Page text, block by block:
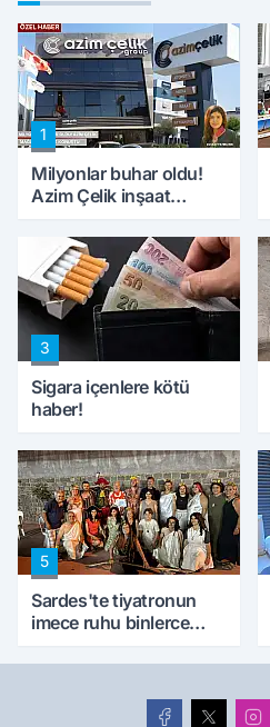
1
Milyonlar buhar oldu!
Azim Çelik inşaat
konuştu
3
Sigara içenlere kötü
haber!
5
Sardes'te tiyatronun
imece ruhu binlerce